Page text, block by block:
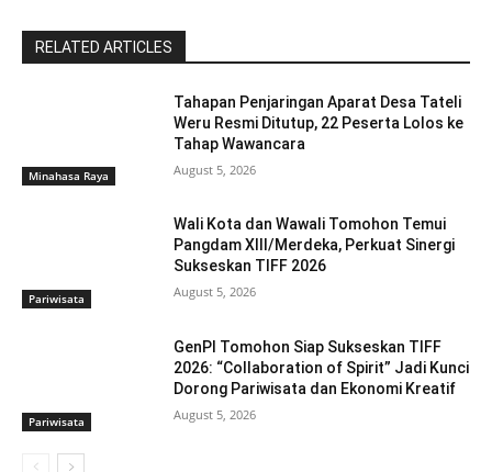
RELATED ARTICLES
Minahasa Raya
Tahapan Penjaringan Aparat Desa Tateli
Weru Resmi Ditutup, 22 Peserta Lolos ke
Tahap Wawancara
August 5, 2026
Pariwisata
Wali Kota dan Wawali Tomohon Temui
Pangdam XIII/Merdeka, Perkuat Sinergi
Sukseskan TIFF 2026
August 5, 2026
Pariwisata
GenPI Tomohon Siap Sukseskan TIFF
2026: “Collaboration of Spirit” Jadi Kunci
Dorong Pariwisata dan Ekonomi Kreatif
August 5, 2026